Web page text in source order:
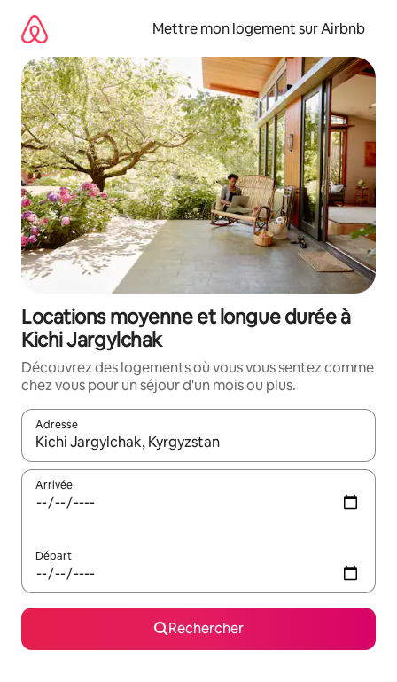
directement
contenu
Mettre mon logement sur Airbnb
Locations moyenne et longue durée à
Kichi Jargylchak
Découvrez des logements où vous vous sentez comme
chez vous pour un séjour d'un mois ou plus.
Adresse
Lorsque les résultats s'affichent, utilisez les flèches vers le
Arrivée
Départ
Rechercher